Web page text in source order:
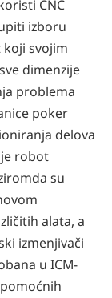
CNC
izboru
koji svojim
dimenzije
problema
poker
delova
robot
su
alata, a
izmenjivači
u ICM-